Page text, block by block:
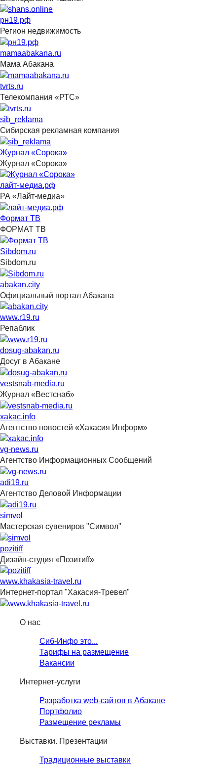
рн19.рф
Регион недвижимость
mamaabakana.ru
Мама Абакана
tvrts.ru
Телекомпания «РТС»
sib_reklama
Сибирская рекламная компания
Журнал «Сорока»
Журнал «Сорока»
лайт-медиа.рф
РА «Лайт-медиа»
Формат ТВ
ФОРМАТ ТВ
Sibdom.ru
Sibdom.ru
abakan.city
Официальный портал Абакана
www.r19.ru
Репаблик
dosug-abakan.ru
Досуг в Абакане
vestsnab-media.ru
Журнал «Вестснаб»
xakac.info
Агентство новостей «Хакасия Информ»
vg-news.ru
Агентство Информационных Сообщений
adi19.ru
Агентство Деловой Информации
simvol
Мастерская сувениров "Символ"
pozitiff
Дизайн-студия «Позитиff»
www.khakasia-travel.ru
Интернет-портал "Хакасия-Тревел"
О нас
Сиб-Инфо это...
Тарифы на размещение
Вакансии
Интернет-услуги
Разработка web-сайтов в Абакане
Портфолио
Размещение рекламы
Выставки. Презентации
Традиционные выставки